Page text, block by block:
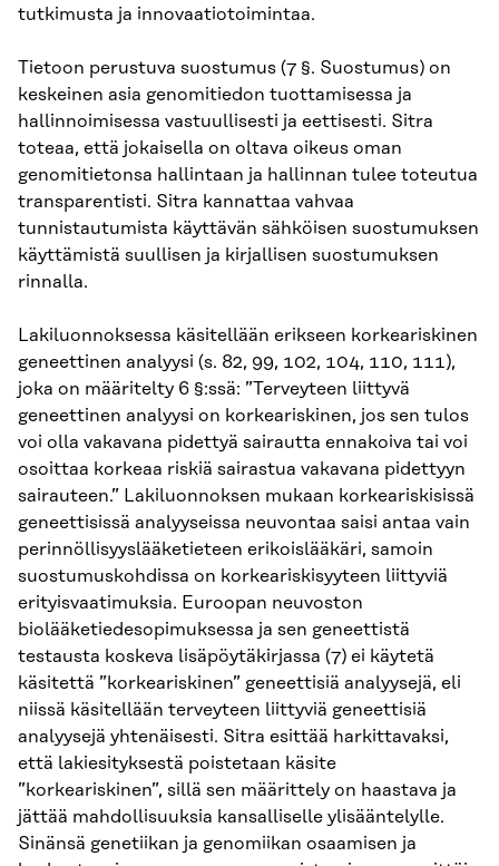
tutkimusta ja innovaatiotoimintaa.
Tietoon perustuva suostumus (7 §. Suostumus) on
keskeinen asia genomitiedon tuottamisessa ja
hallinnoimisessa vastuullisesti ja eettisesti. Sitra
toteaa, että jokaisella on oltava oikeus oman
genomitietonsa hallintaan ja hallinnan tulee toteutua
transparentisti. Sitra kannattaa vahvaa
tunnistautumista käyttävän sähköisen suostumuksen
käyttämistä suullisen ja kirjallisen suostumuksen
rinnalla.
Lakiluonnoksessa käsitellään erikseen korkeariskinen
geneettinen analyysi (s. 82, 99, 102, 104, 110, 111),
joka on määritelty 6 §:ssä: ”Terveyteen liittyvä
geneettinen analyysi on korkeariskinen, jos sen tulos
voi olla vakavana pidettyä sairautta ennakoiva tai voi
osoittaa korkeaa riskiä sairastua vakavana pidettyyn
sairauteen.” Lakiluonnoksen mukaan korkeariskisissä
geneettisissä analyyseissa neuvontaa saisi antaa vain
perinnöllisyyslääketieteen erikoislääkäri, samoin
suostumuskohdissa on korkeariskisyyteen liittyviä
erityisvaatimuksia. Euroopan neuvoston
biolääketiedesopimuksessa ja sen geneettistä
testausta koskeva lisäpöytäkirjassa (7) ei käytetä
käsitettä ”korkeariskinen” geneettisiä analyysejä, eli
niissä käsitellään terveyteen liittyviä geneettisiä
analyysejä yhtenäisesti. Sitra esittää harkittavaksi,
että lakiesityksestä poistetaan käsite
”korkeariskinen”, sillä sen määrittely on haastava ja
jättää mahdollisuuksia kansalliselle ylisääntelylle.
Sinänsä genetiikan ja genomiikan osaamisen ja